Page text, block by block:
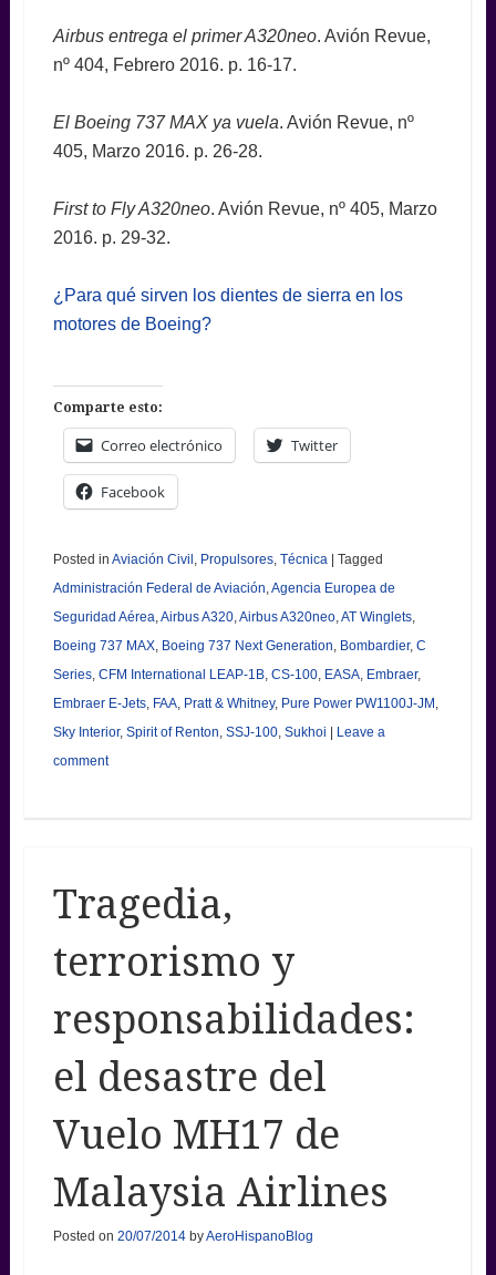
Airbus entrega el primer A320neo. Avión Revue,
nº 404, Febrero 2016. p. 16-17.
El Boeing 737 MAX ya vuela. Avión Revue, nº
405, Marzo 2016. p. 26-28.
First to Fly A320neo. Avión Revue, nº 405, Marzo
2016. p. 29-32.
¿Para qué sirven los dientes de sierra en los
motores de Boeing?
Comparte esto:
Correo electrónico Twitter
Facebook
Posted in Aviación Civil Propulsores, Técnica | Tagged
Administración Federal de Aviación Agencia Europea de
Seguridad Aérea Airbus A320, Airbus A320neo, AT Winglets,
Boeing 737 MAX, Boeing 737 Next Generation Bombardier, C
Series, CFM International LEAP-1B, CS-100, EASA, Embraer,
Embraer E-Jets, FAA, Pratt & Whitney, Pure Power PW1100J-JM
Sky Interior, Spirit of Renton SSJ-100, Sukhoi | Leave a
comment
Tragedia,
terrorismo y
responsabilidades:
el desastre del
Vuelo MH17 de
Malaysia Airlines
Posted on 20/07/2014byAeroHispanoBlog